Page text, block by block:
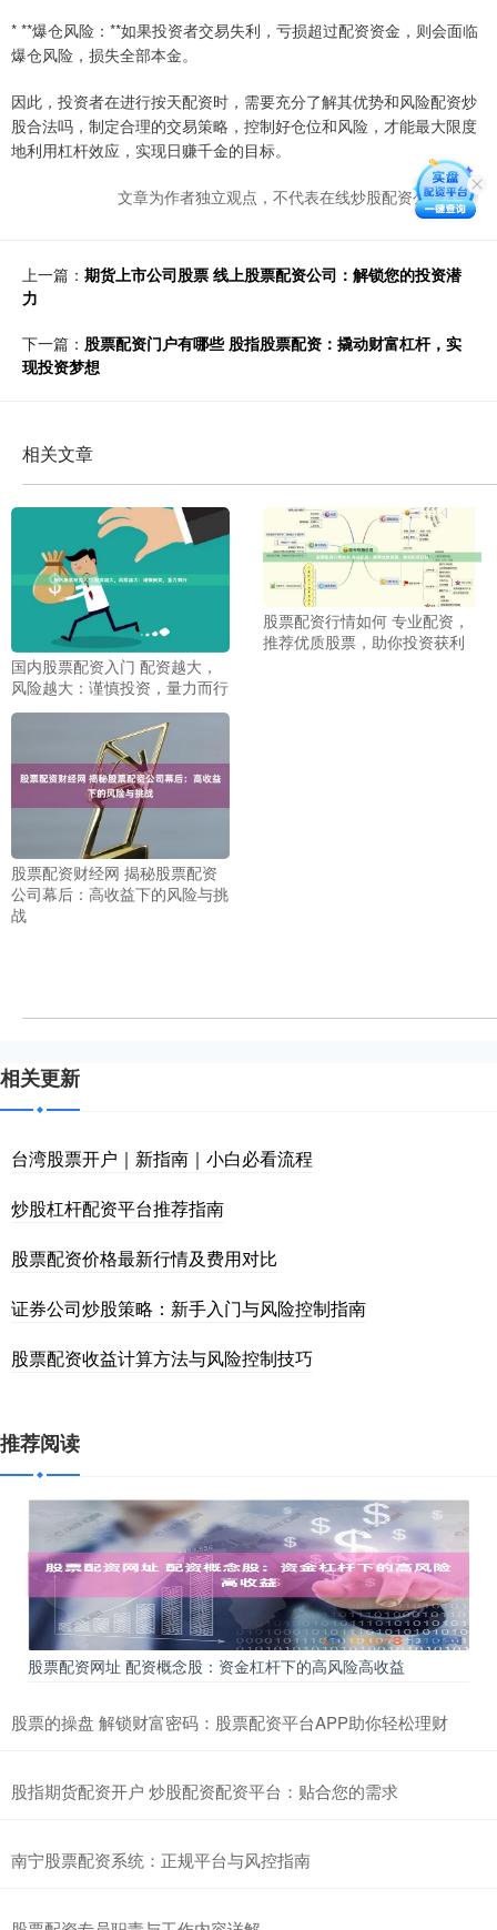
* **爆仓风险：**如果投资者交易失利，亏损超过配资资金，则会面临
爆仓风险，损失全部本金。
因此，投资者在进行按天配资时，需要充分了解其优势和风险配资炒
股合法吗，制定合理的交易策略，控制好仓位和风险，才能最大限度
地利用杠杆效应，实现日赚千金的目标。
文章为作者独立观点，不代表在线炒股配资公司观点
上一篇： 期货上市公司股票 线上股票配资公司：解锁您的投资潜
力
下一篇： 股票配资门户有哪些 股指股票配资：撬动财富杠杆，实
现投资梦想
相关文章
国内股票配资入门 配资越大，
风险越大：谨慎投资，量力而行
股票配资行情如何 专业配资，
推荐优质股票，助你投资获利
股票配资财经网 揭秘股票配资
公司幕后：高收益下的风险与挑
战
相关更新
台湾股票开户｜新指南｜小白必看流程
炒股杠杆配资平台推荐指南
股票配资价格最新行情及费用对比
证券公司炒股策略：新手入门与风险控制指南
股票配资收益计算方法与风险控制技巧
推荐阅读
股票配资网址 配资概念股：资金杠杆下的高风险高收益
股票的操盘 解锁财富密码：股票配资平台APP助你轻松理财
股指期货配资开户 炒股配资配资平台：贴合您的需求
南宁股票配资系统：正规平台与风控指南